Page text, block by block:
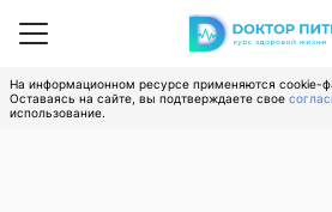
На информационном ресурсе применяются cookie-
Оставаясь на сайте, вы подтверждаете свое
использование.